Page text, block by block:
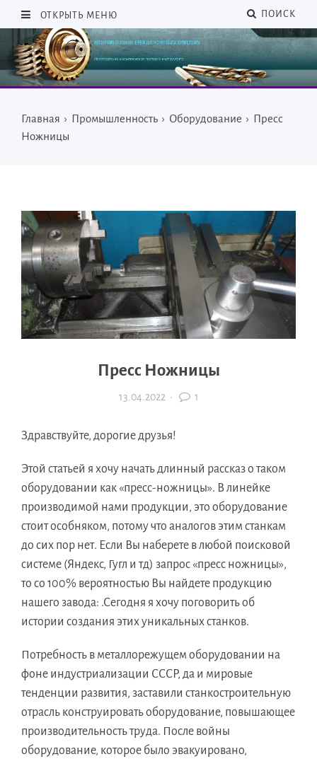
ОТКРЫТЬ МЕНЮ ПОИСК
Главная › Промышленность › Оборудование › Пресс
Ножницы
Пресс Ножницы
13.04.2022· 1
Здравствуйте, дорогие друзья!
Этой статьей я хочу начать длинный рассказ о таком
оборудовании как «пресс-ножницы». В линейке
производимой нами продукции, это оборудование
стоит особняком, потому что аналогов этим станкам
до сих пор нет. Если Вы наберете в любой поисковой
системе (Яндекс, Гугл и тд) запрос «пресс ножницы»,
то со 100% вероятностью Вы найдете продукцию
нашего завода: .Сегодня я хочу поговорить об
истории создания этих уникальных станков.
Потребность в металлорежущем оборудовании на
фоне индустриализации СССР, да и мировые
тенденции развития, заставили станкостроительную
отрасль конструировать оборудование, повышающее
производительность труда. После войны
оборудование, которое было эвакуировано,